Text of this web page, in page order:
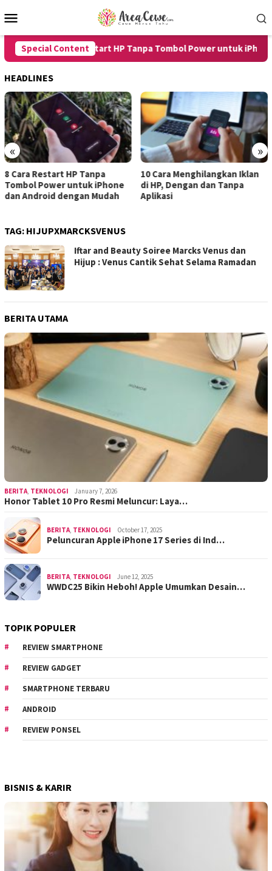
to
Menu
Special Content
8 Cara Restart HP Tanpa Tombol Power untuk iPhone
HEADLINES
« »
HP Tanpa
untuk iPhone
dengan Mudah
10 Cara Menghilangkan Iklan
di HP, Dengan dan Tanpa
Aplikasi
7 Cara
untuk
TAG: HIJUPXMARCKSVENUS
Iftar and Beauty Soiree Marcks Venus dan
Hijup : Venus Cantik Sehat Selama Ramadan
BERITA UTAMA
BERITA, TEKNOLOGI January 7, 2026
Honor Tablet 10 Pro Resmi Meluncur: Laya…
BERITA, TEKNOLOGI October 17, 2025
Peluncuran Apple iPhone 17 Series di Ind…
BERITA, TEKNOLOGI June 12, 2025
WWDC25 Bikin Heboh! Apple Umumkan Desain…
TOPIK POPULER
REVIEW SMARTPHONE
REVIEW GADGET
SMARTPHONE TERBARU
ANDROID
REVIEW PONSEL
BISNIS & KARIR